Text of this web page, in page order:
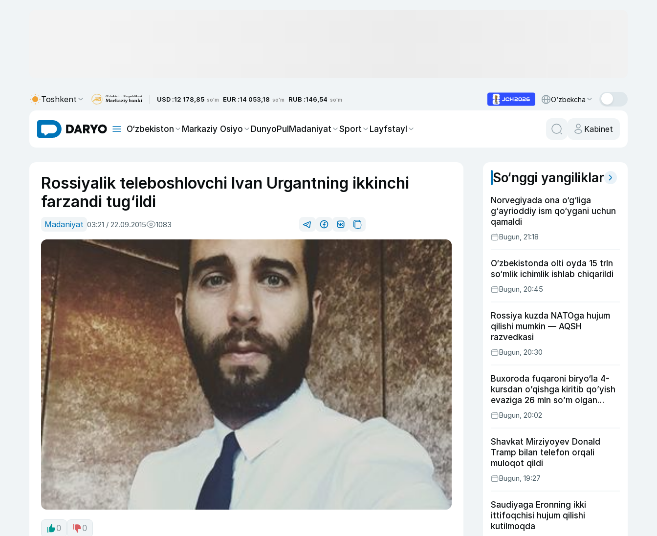
Toshkent USD :12 178,85 so'm EUR :14 053,18 so'm RUB :146,54 so'm O‘zbekcha
O‘zbekiston Markaziy Osiyo DunyoPulMadaniyat Sport Layfstayl Kabinet
Rossiyalik teleboshlovchi Ivan Urgantning ikkinchi
farzandi tug‘ildi
Madaniyat 03:21 / 22.09.2015 1083
0 0
So‘nggi yangiliklar
Norvegiyada ona o‘g‘liga
g‘ayrioddiy ism qo‘ygani uchun
qamaldi
Bugun, 21:18
O‘zbekistonda olti oyda 15 trln
so‘mlik ichimlik ishlab chiqarildi
Bugun, 20:45
Rossiya kuzda NATOga hujum
qilishi mumkin — AQSH
razvedkasi
Bugun, 20:30
Buxoroda fuqaroni biryo‘la 4-
kursdan o’qishga kiritib qo’yish
evaziga 26 mln so’m olgan
shaxs ushlandi
Bugun, 20:02
Shavkat Mirziyoyev Donald
Tramp bilan telefon orqali
muloqot qildi
Bugun, 19:27
Saudiyaga Eronning ikki
ittifoqchisi hujum qilishi
kutilmoqda